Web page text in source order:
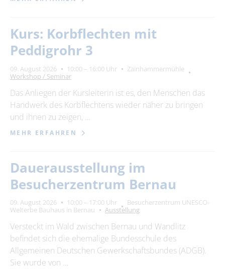
Kurs: Korbflechten mit
Peddigrohr 3
09. August 2026 10:00 – 16:00 Uhr
Zainhammermühle
Workshop / Seminar
Das Anliegen der Kursleiterin ist es, den Menschen das
Handwerk des Korbflechtens wieder näher zu bringen
und ihnen zu zeigen, …
MEHR ERFAHREN
Dauerausstellung im
Besucherzentrum Bernau
09. August 2026 10:00 – 17:00 Uhr
Besucherzentrum UNESCO-
Welterbe Bauhaus in Bernau
Ausstellung
Versteckt im Wald zwischen Bernau und Wandlitz
befindet sich die ehemalige Bundesschule des
Allgemeinen Deutschen Gewerkschaftsbundes (ADGB).
Sie wurde von …